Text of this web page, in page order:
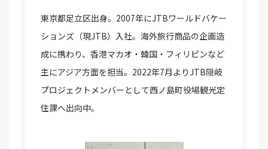
東京都足立区出身。2007年にJTBワールドバケー
ションズ（現JTB）入社。海外旅行商品の企画造
成に携わり、香港マカオ・韓国・フィリピンなど
主にアジア方面を担当。2022年7月よりJTB隠岐
プロジェクトメンバーとして西ノ島町役場観光定
住課へ出向中。